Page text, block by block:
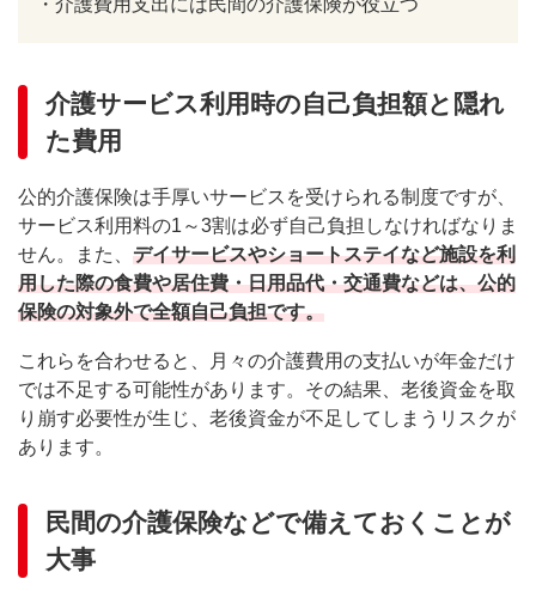
介護サービス利用時の自己負担額と隠れ
た費用
公的介護保険は手厚いサービスを受けられる制度ですが、
サービス利用料の1～3割は必ず自己負担しなければなりま
せん。また、 デイサービスやショートステイなど施設を利
用した際の食費や居住費・日用品代・交通費などは、公的
保険の対象外で全額自己負担です。
これらを合わせると、月々の介護費用の支払いが年金だけ
では不足する可能性があります。その結果、老後資金を取
り崩す必要性が生じ、老後資金が不足してしまうリスクが
あります。
民間の介護保険などで備えておくことが
大事